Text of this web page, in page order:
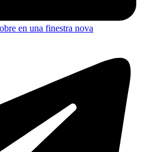
en una finestra nova